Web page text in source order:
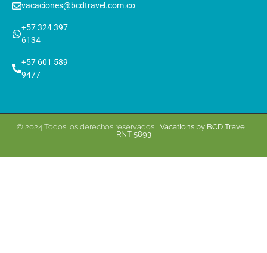
vacaciones@bcdtravel.com.co
+57 324 397
6134
+57 601 589
9477
© 2024 Todos los derechos reservados | Vacations by BCD Travel|
RNT 5893